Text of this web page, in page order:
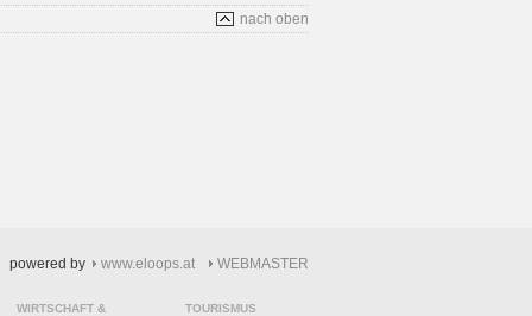
nach oben
powered by www.eloops.at WEBMASTER
WIRTSCHAFT &
TOURISMUS